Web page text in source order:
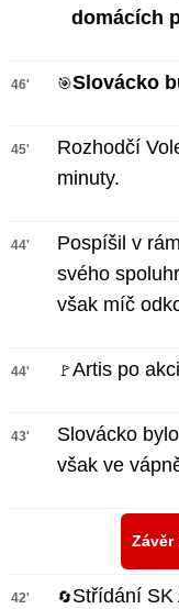
domácích
46' 🎯Slovácko
45'
Rozhodčí
minuty.
44'
Pospíšil v
svého
však míč
44' 🚩Artis po
43'
Slovácko
však ve
Závěr
42' 🔄Střídání SK